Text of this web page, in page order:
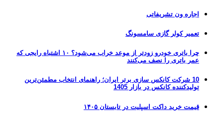
اجاره ون تشریفاتی
تعمیر کولر گازی سامسونگ
چرا باتری خودرو زودتر از موعد خراب می‌شود؟ ۱۰ اشتباه رایجی که
عمر باتری را نصف می‌کنند
10 شرکت کانکس سازی برتر ایران؛ راهنمای انتخاب مطمئن‌ترین
تولیدکننده کانکس در بازار 1405
قیمت خرید داکت اسپلیت در تابستان ۱۴۰۵